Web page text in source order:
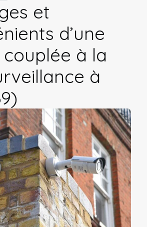
et
d’une
à la
à